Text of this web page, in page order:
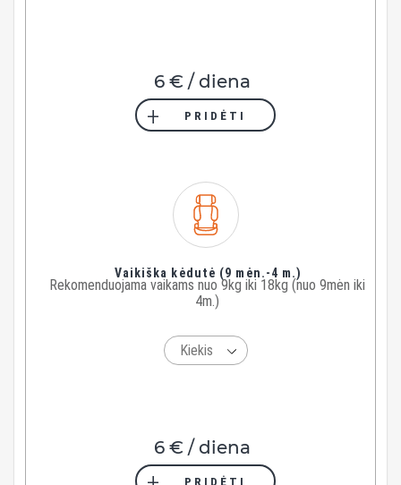
6 € / diena
PRIDĖTI
Vaikiška kėdutė (9 mėn.-4 m.)
Rekomenduojama vaikams nuo 9kg iki 18kg (nuo 9mėn iki
4m.)
6 € / diena
PRIDĖTI